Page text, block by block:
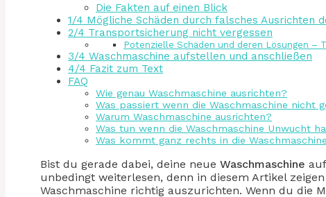
Die Fakten auf einen Blick
1/4 Mögliche Schäden durch falsches Ausrichten
2/4 Transportsicherung nicht vergessen
Potenzielle Schäden und deren Lösungen –
3/4 Waschmaschine aufstellen und anschließen
4/4 Fazit zum Text
FAQ
Wie genau Waschmaschine ausrichten?
Was passiert wenn die Waschmaschine nicht
Warum Waschmaschine ausrichten?
Was tun wenn die Waschmaschine Unwucht
Was kommt ganz rechts in die
Bist du gerade dabei, deine neue Waschmaschine
unbedingt weiterlesen, denn in diesem Artikel
Waschmaschine richtig auszurichten. Wenn du die